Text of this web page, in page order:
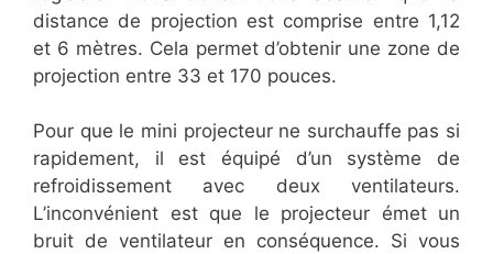
distance de projection est comprise entre 1,12
et 6 mètres. Cela permet d’obtenir une zone de
projection entre 33 et 170 pouces.
Pour que le mini projecteur ne surchauffe pas si
rapidement, il est équipé d’un système de
refroidissement avec deux ventilateurs.
L’inconvénient est que le projecteur émet un
bruit de ventilateur en conséquence. Si vous